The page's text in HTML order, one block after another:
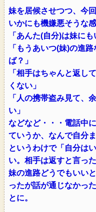
妹を居候させつつ、今
いかにも機嫌悪そうな
「あんた(自分)は妹に
「もうあいつ(妹)の進
ば？」
「相手はちゃんと返し
くない」
「人の携帯盗み見て、
い」
などなど・・・電話中
ていうか、なんで自分
というわけで「自分は
い。相手は返すと言っ
妹の進路どうでもいい
ったが話が通じなかっ
とに。